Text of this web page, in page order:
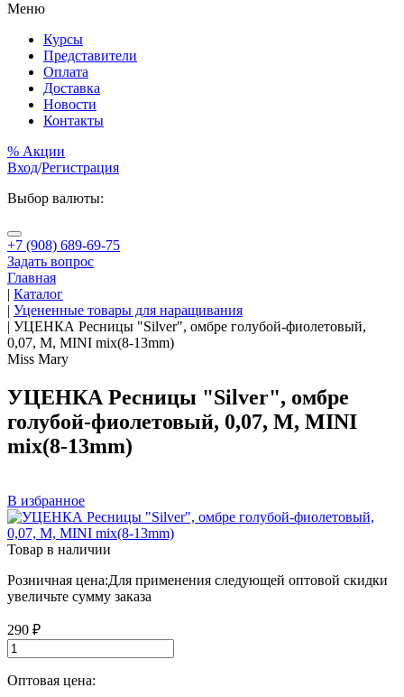
Меню
Курсы
Представители
Оплата
Доставка
Новости
Контакты
% Акции
Вход/Регистрация
Выбор валюты:
+7 (908) 689-69-75
Задать вопрос
Главная
| Каталог
| Уцененные товары для наращивания
| УЦЕНКА Ресницы "Silver", омбре голубой-фиолетовый,
0,07, M, MINI mix(8-13mm)
Miss Mary
УЦЕНКА Ресницы "Silver", омбре
голубой-фиолетовый, 0,07, M, MINI
mix(8-13mm)
В избранное
Товар в наличии
Розничная цена:Для применения следующей оптовой скидки
увеличьте сумму заказа
290 ₽
Оптовая цена: